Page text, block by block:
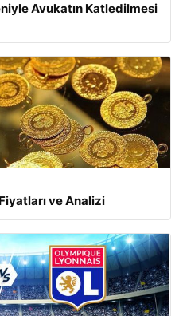
Avukatın Katledilmesi
ve Analizi